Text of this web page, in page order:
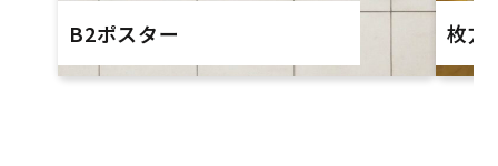
B2ポスター 枚方